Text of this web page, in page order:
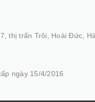
thị trấn Trôi, Hoài Đức,
ngày 15/4/2016